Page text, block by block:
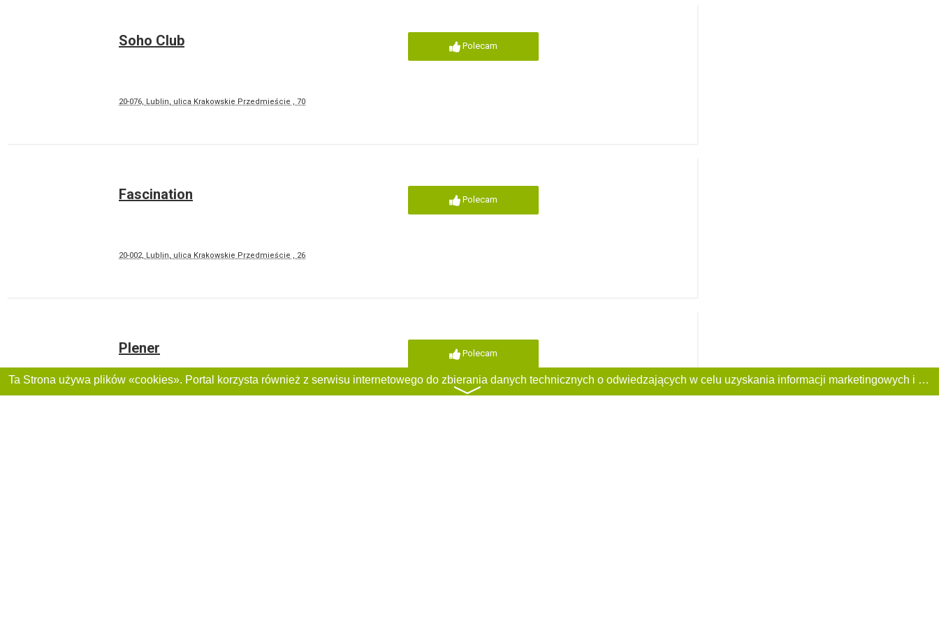
Soho Club
20-076, Lublin, ulica Krakowskie Przedmieście , 70
Polecam
Fascination
20-002, Lublin, ulica Krakowskie Przedmieście , 26
Polecam
Plener Polecam
Ta Strona używa plików «cookies». Portal korzysta również z serwisu internetowego do zbierania danych technicznych o odwiedzających w celu uzyskania informacji marketingowych i statystycznych. Warunki przetwarzania danych odwiedzających Stronę, patrz:
〉